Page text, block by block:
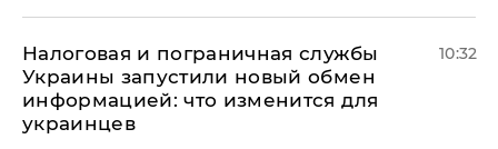
Налоговая и пограничная службы
Украины запустили новый обмен
информацией: что изменится для
украинцев
10:32